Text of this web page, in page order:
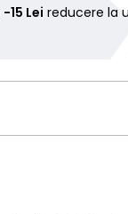
-15 Lei reducere la